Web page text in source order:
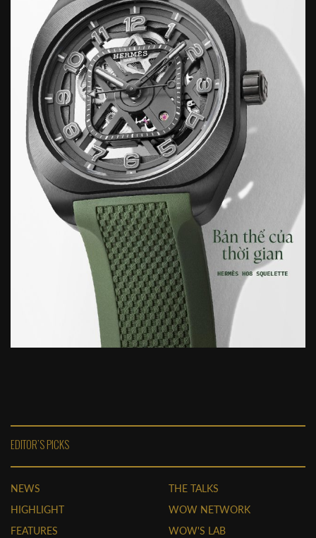
EDITOR'S PICKS
NEWS
HIGHLIGHT
FEATURES
THE TALKS
WOW NETWORK
WOW'S LAB